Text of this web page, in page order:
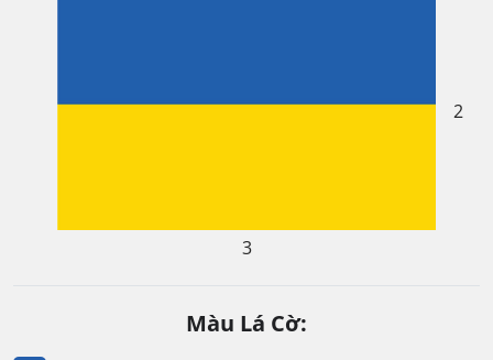
3
2
Màu Lá Cờ: